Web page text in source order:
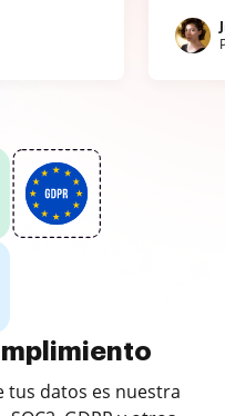
tus datos es nuestra